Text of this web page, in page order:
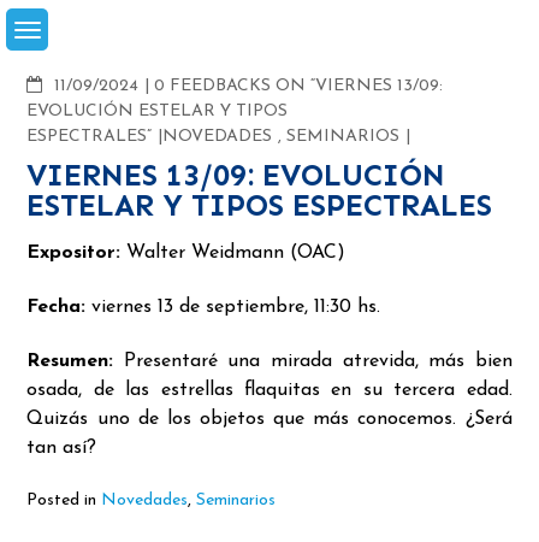
Skip
to
11/09/2024
COMMENTS
0 FEEDBACKS ON “VIERNES 13/09:
EVOLUCIÓN ESTELAR Y TIPOS
ESPECTRALES”
NOVEDADES ,SEMINARIOS
VIERNES 13/09: EVOLUCIÓN
ESTELAR Y TIPOS ESPECTRALES
Expositor: Walter Weidmann (OAC)
Fecha: viernes 13 de septiembre, 11:30 hs.
Resumen: Presentaré una mirada atrevida, más bien
osada, de las estrellas flaquitas en su tercera edad.
Quizás uno de los objetos que más conocemos. ¿Será
tan así?
Posted in Novedades,Seminarios